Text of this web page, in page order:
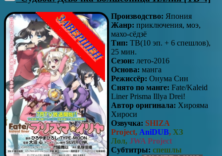
Производство: Япония
Жанр: приключения, моэ,
махо-сёдзё
Тип: ТВ(10 эп. + 6 спешлов),
25 мин.
Сезон: лето-2016
Основа: манга
Режиссёр: Онума Син
Снято по манге: Fate/Kaleid
Liner Prisma Illya Drei!
Автор оригинала: Хирояма
Хироси
Озвучка: SHIZA
Project, AniDUB, ХЗ
Лол, JWA Project
Субтитры: спешлы